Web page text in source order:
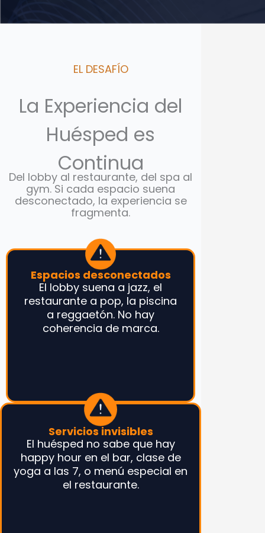
Espacios desconectados
El lobby suena a jazz, el
restaurante a pop, la piscina
a reggaetón. No hay
coherencia de marca.
Servicios invisibles
El huésped no sabe que hay
happy hour en el bar, clase de
yoga a las 7, o menú especial en
el restaurante.
EL DESAFÍO
La Experiencia del
Huésped es
Continua
Del lobby al restaurante, del spa al
gym. Si cada espacio suena
desconectado, la experiencia se
fragmenta.